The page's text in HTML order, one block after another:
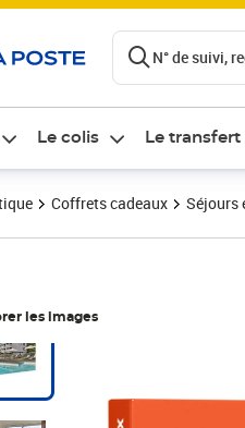
N° de suivi,
Le colis Le
Coffrets cadeaux Séjours
les images